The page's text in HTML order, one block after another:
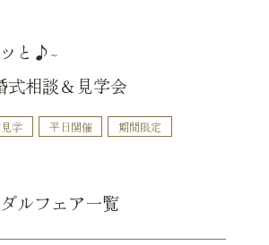
と♪~
式相談＆見学会
学 平日開催 期間限定
ルフェア一覧